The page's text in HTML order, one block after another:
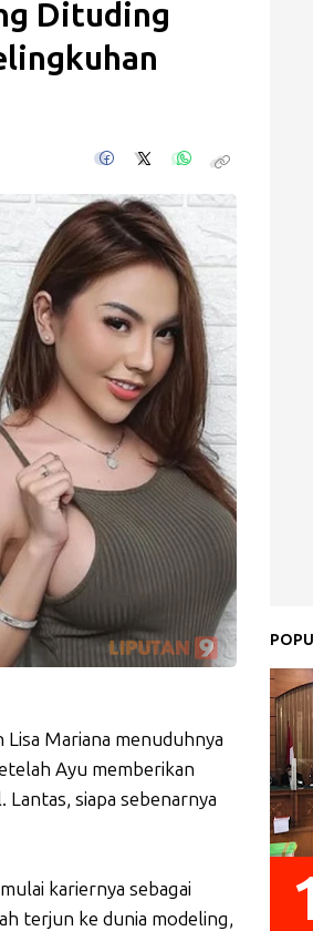
Dituding
Mariana menuduhnya
Ayu memberikan
siapa sebenarnya
kariernya sebagai
terjun ke dunia modeling,